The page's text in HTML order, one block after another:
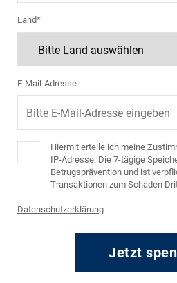
Land*
E-Mail-Adresse
Hiermit erteile ich meine
IP-Adresse. Die 7-tägige
Betrugsprävention und ist
Transaktionen zum Schaden
Datenschutzerklärung
Jetzt